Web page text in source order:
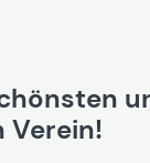
Verein!